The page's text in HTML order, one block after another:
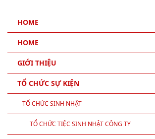
HOME
HOME
GIỚI THIỆU
TỔ CHỨC SỰ KIỆN
TỔ CHỨC SINH NHẬT
TỔ CHỨC TIỆC SINH NHẬT CÔNG TY